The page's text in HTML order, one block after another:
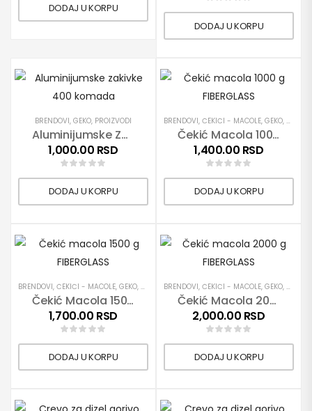
DODAJ U KORPU
DODAJ U KORPU
BRENDOVI, GEKO, PROIZVODI
Aluminijumske Zakivke 400 Komada
1,000.00 RSD
DODAJ U KORPU
BRENDOVI, ČEKIĆI - MACOLE, GEKO,
Čekić Macola 1000 G FIBERGLASS
1,400.00 RSD
DODAJ U KORPU
BRENDOVI, ČEKIĆI - MACOLE, GEKO, PROIZVODI,RUČNI ALATI
Čekić Macola 1500 G FIBERGLASS
1,700.00 RSD
DODAJ U KORPU
BRENDOVI, ČEKIĆI - MACOLE, GEKO,
Čekić Macola 2000 G FIBERGLASS
2,000.00 RSD
DODAJ U KORPU